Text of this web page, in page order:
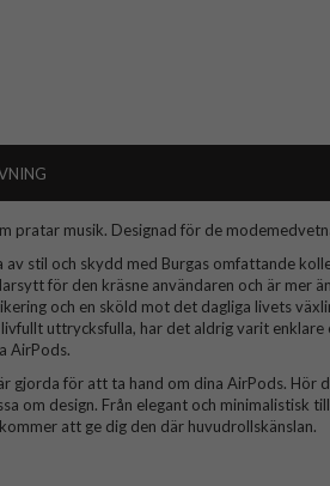
pratar musik. Designad för de
av stil och skydd med Burgas omfattande
för den kräsne användaren och är mer
och en sköld mot det dagliga livets
uttrycksfulla, har det aldrig varit
AirPods.
gjorda för att ta hand om dina AirPods. Hör
om design. Från elegant och minimalistisk
att ge dig den där huvudrollskänslan.